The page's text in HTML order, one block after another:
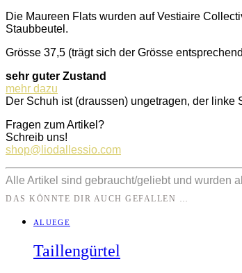
Die Maureen Flats wurden auf Vestiaire
Staubbeutel.
Grösse 37,5 (trägt sich der Grösse
sehr guter Zustand
mehr dazu
Der Schuh ist (draussen) ungetragen, der
Fragen zum Artikel?
Schreib uns!
shop@liodallessio.com
Alle Artikel sind gebraucht/geliebt und wurden
DAS KÖNNTE DIR AUCH GEFALLEN …
ALUEGE
Taillengürtel